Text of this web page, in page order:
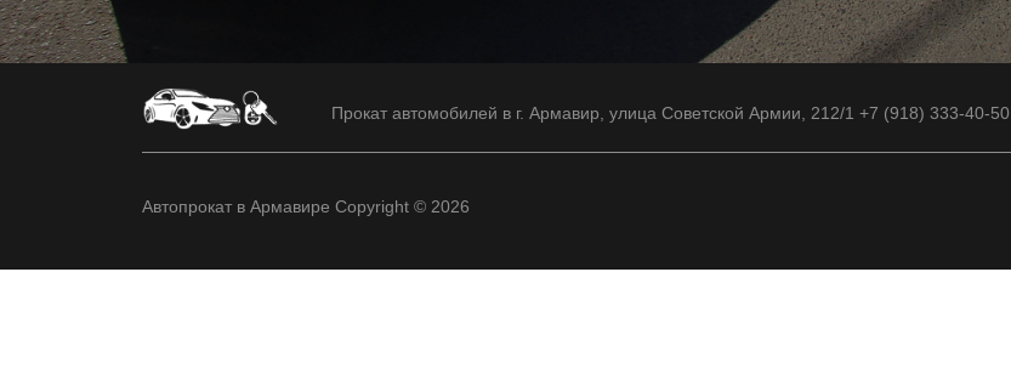
Прокат автомобилей в г. Армавир, улица Советской Армии, 212/1 +7 (918) 333-40-50
Автопрокат в Армавире Copyright © 2026